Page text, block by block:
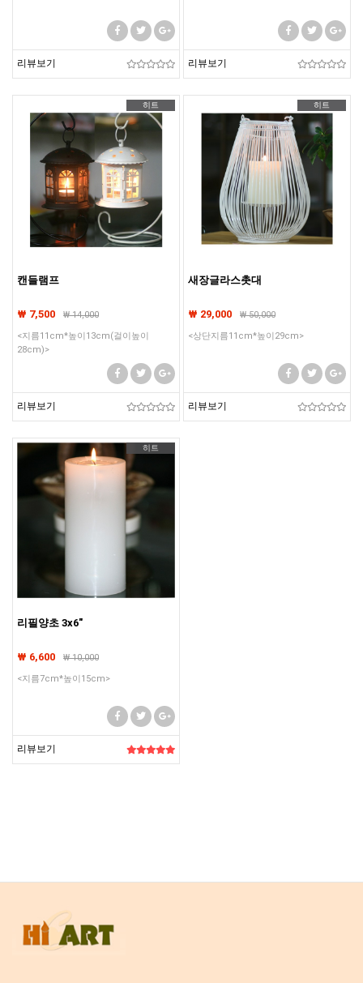
리뷰보기 리뷰보기
히트
캔들램프
₩ 7,500 ₩14,000
<지름11cm*높이13cm(걸이높이
28cm)>
리뷰보기
히트
새장글라스촛대
₩ 29,000 ₩50,000
<상단지름11cm*높이29cm>
리뷰보기
히트
리필양초 3x6"
₩ 6,600 ₩10,000
<지름7cm*높이15cm>
리뷰보기